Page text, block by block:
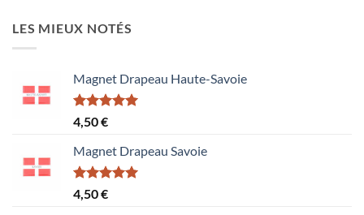
LES MIEUX NOTÉS
Magnet Drapeau Haute-Savoie
Note5.00
sur 5
4,50€
Magnet Drapeau Savoie
Note5.00
sur 5
4,50€